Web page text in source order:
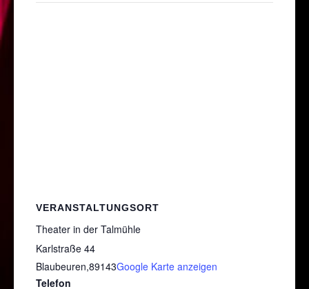
VERANSTALTUNGSORT
Theater in der Talmühle
Karlstraße 44
Blaubeuren,89143Google Karte anzeigen
Telefon